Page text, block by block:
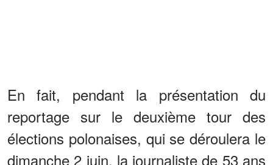
En fait, pendant la présentation du
reportage sur le deuxième tour des
élections polonaises, qui se déroulera le
dimanche 2 juin, la journaliste de 53 ans